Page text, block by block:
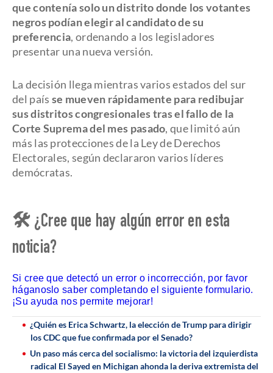
que contenía solo un distrito donde los votantes
negros podían elegir al candidato de su
preferencia, ordenando a los legisladores
presentar una nueva versión.
La decisión llega mientras varios estados del sur
del país se mueven rápidamente para redibujar
sus distritos congresionales tras el fallo de la
Corte Suprema del mes pasado, que limitó aún
más las protecciones de la Ley de Derechos
Electorales, según declararon varios líderes
demócratas.
🛠 ¿Cree que hay algún error en esta
noticia?
Si cree que detectó un error o incorrección, por favor
háganoslo saber completando el siguiente formulario.
¡Su ayuda nos permite mejorar!
¿Quién es Erica Schwartz, la elección de Trump para dirigir
los CDC que fue confirmada por el Senado?
Un paso más cerca del socialismo: la victoria del izquierdista
radical El Sayed en Michigan ahonda la deriva extremista del